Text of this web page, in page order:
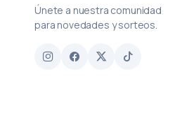
Únete a nuestra comunidad
para novedades y sorteos.